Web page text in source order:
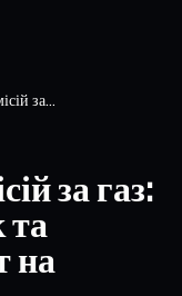
за...
за газ:
та
на